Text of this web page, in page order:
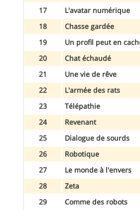
17
L'avatar numérique
18
Chasse gardée
19
Un profil peut en
20
Chat échaudé
21
Une vie de rêve
22
L'armée des rats
23
Télépathie
24
Revenant
25
Dialogue de sourds
26
Robotique
27
Le monde à l'envers
28
Zeta
29
Comme des robots